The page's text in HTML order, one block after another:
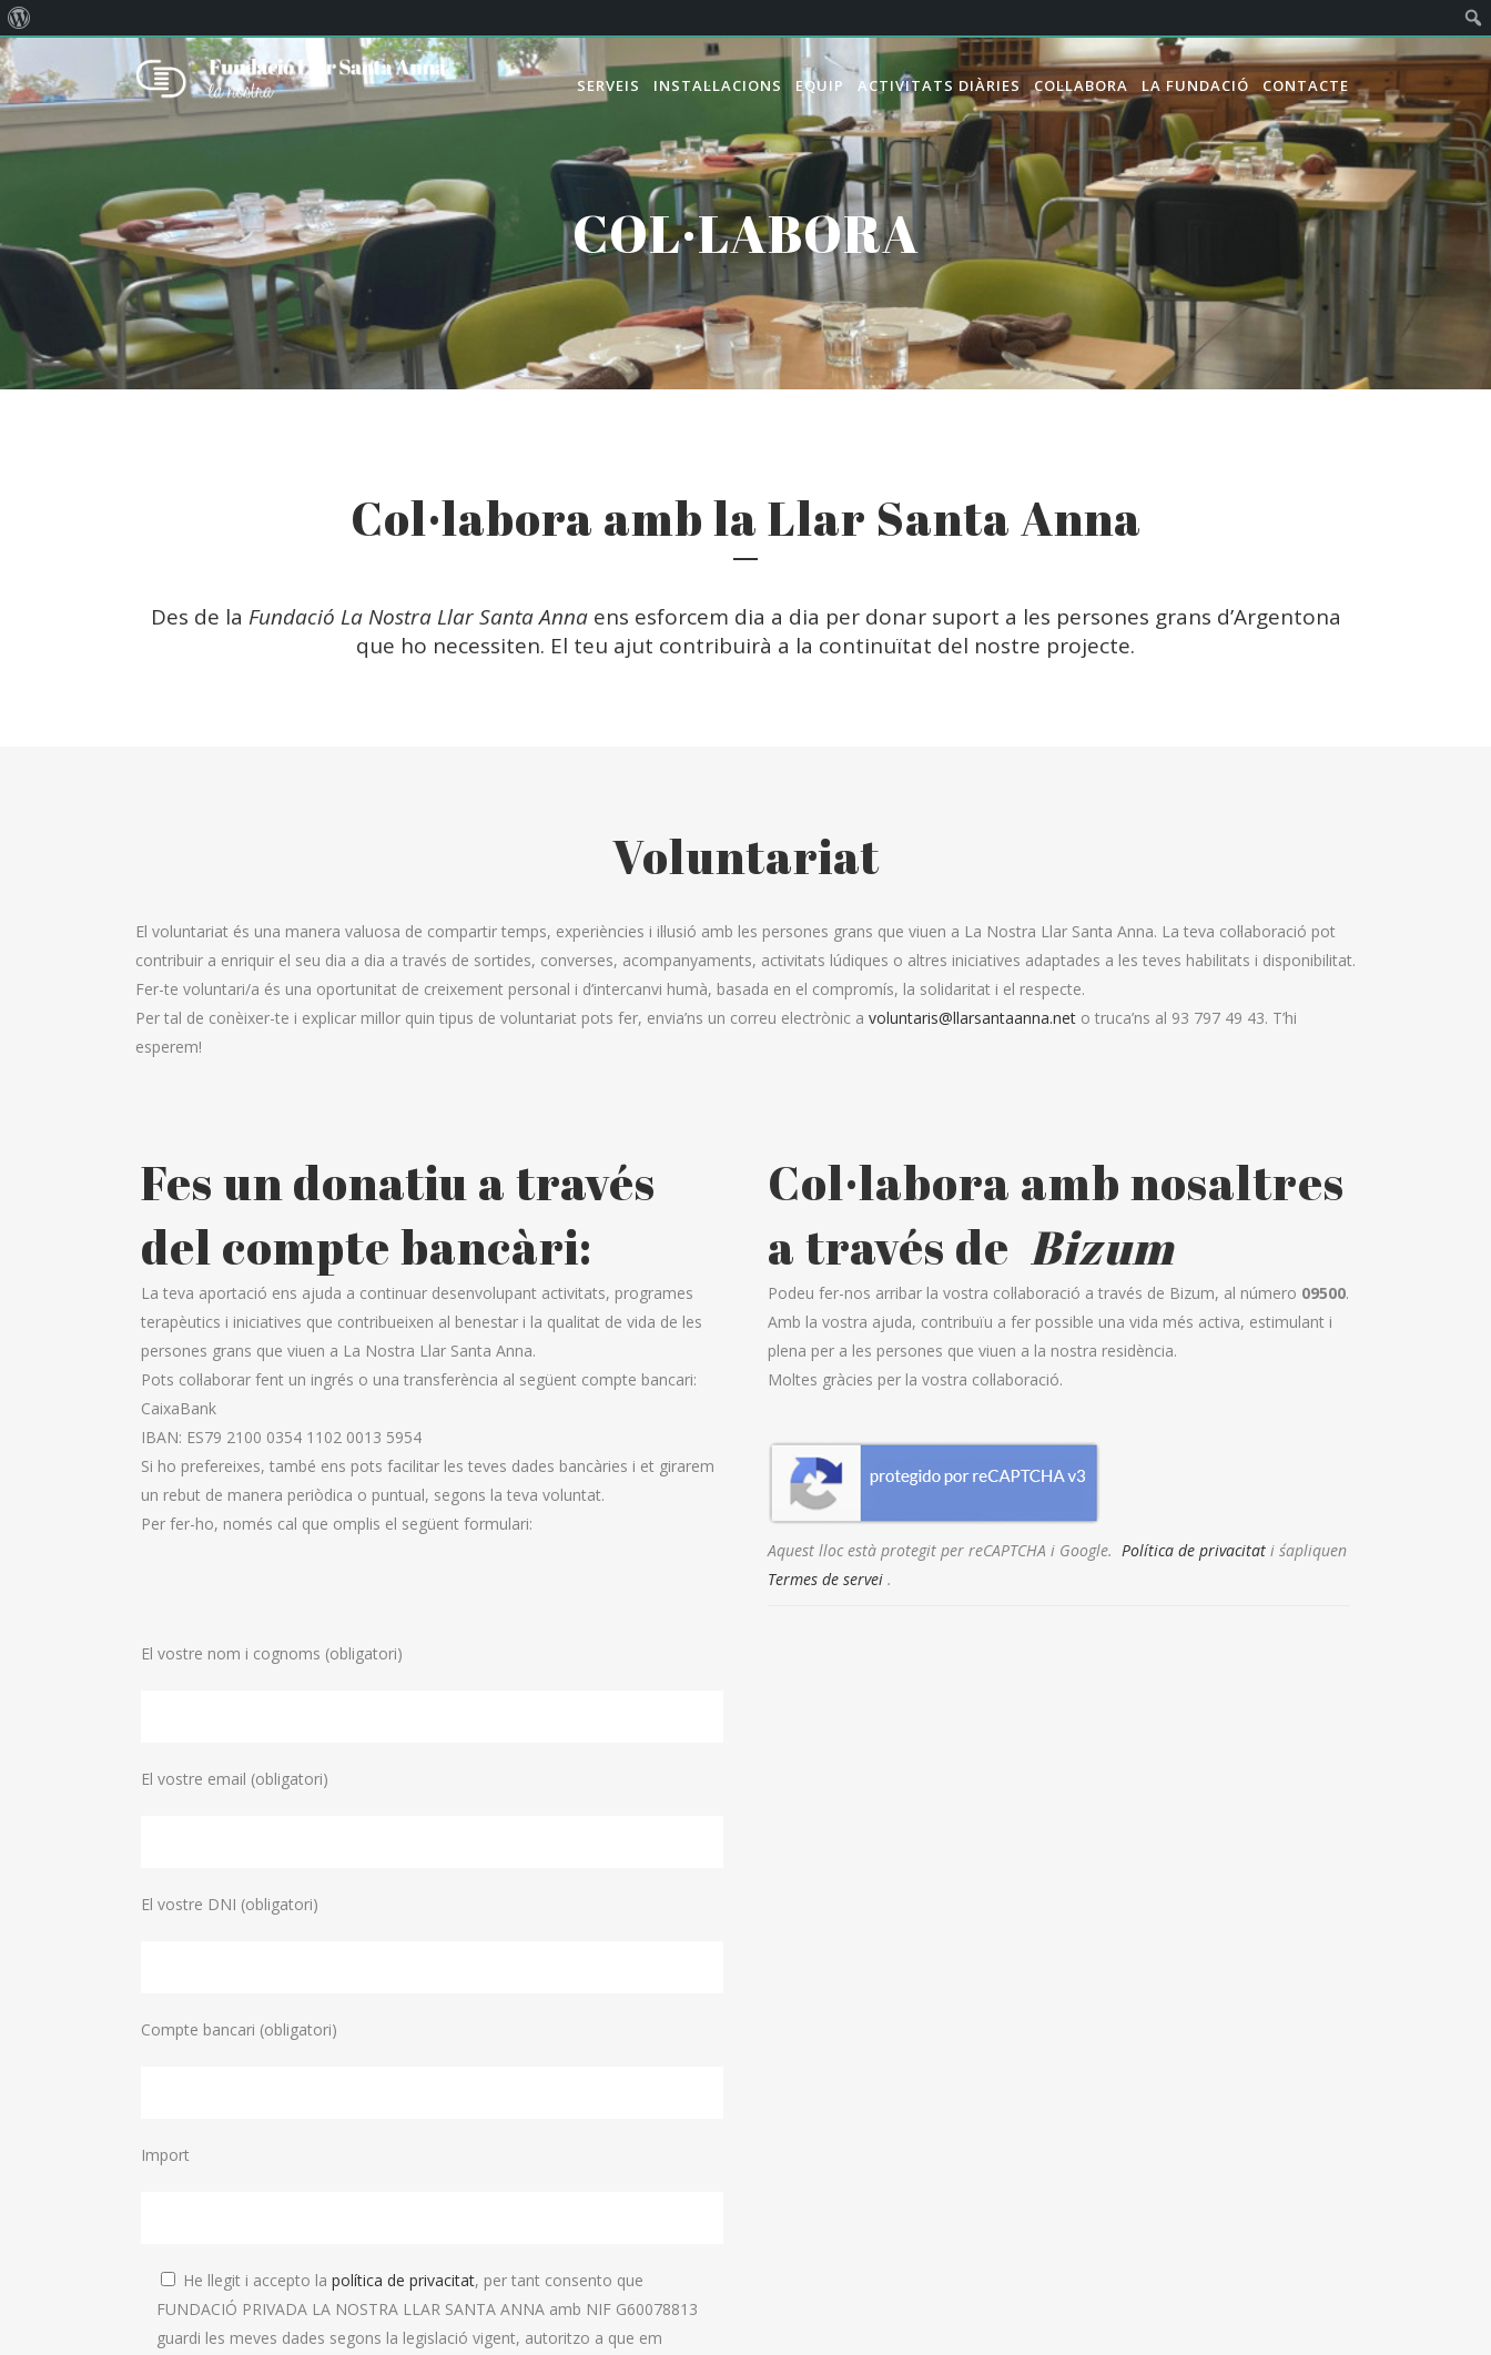
WordPress
SERVEIS INSTAL·LACIONS EQUIP ACTIVITATS DIÀRIES COL·LABORA LA FUNDACIÓ CONTACTE
COL·LABORA
Col·labora amb la Llar Santa Anna
Des de la Fundació La Nostra Llar Santa Annaens esforcem dia a dia per donar suport a les persones grans d’Argentona
que ho necessiten. El teu ajut contribuirà a la continuïtat del nostre projecte.
Voluntariat
El voluntariat és una manera valuosa de compartir temps, experiències i il·lusió amb les persones grans que viuen a La Nostra Llar Santa Anna. La teva col·laboració pot
contribuir a enriquir el seu dia a dia a través de sortides, converses, acompanyaments, activitats lúdiques o altres iniciatives adaptades a les teves habilitats i disponibilitat.
Fer-te voluntari/a és una oportunitat de creixement personal i d’intercanvi humà, basada en el compromís, la solidaritat i el respecte.
Per tal de conèixer-te i explicar millor quin tipus de voluntariat pots fer, envia’ns un correu electrònic a voluntaris@llarsantaanna.net o truca’ns al 93 797 49 43. T’hi
esperem!
Fes un donatiu a través
del compte bancàri:
La teva aportació ens ajuda a continuar desenvolupant activitats, programes
terapèutics i iniciatives que contribueixen al benestar i la qualitat de vida de les
persones grans que viuen a La Nostra Llar Santa Anna.
Pots col·laborar fent un ingrés o una transferència al següent compte bancari:
CaixaBank
IBAN: ES79 2100 0354 1102 0013 5954
Si ho prefereixes, també ens pots facilitar les teves dades bancàries i et girarem
un rebut de manera periòdica o puntual, segons la teva voluntat.
Per fer-ho, només cal que omplis el següent formulari:
El vostre nom i cognoms (obligatori)
El vostre email (obligatori)
El vostre DNI (obligatori)
Compte bancari (obligatori)
Import
He llegit i accepto la política de privacitat, per tant consento que
FUNDACIÓ PRIVADA LA NOSTRA LLAR SANTA ANNA amb NIF G60078813
guardi les meves dades segons la legislació vigent, autoritzo a que em
Col·labora amb nosaltres
a través de Bizum
Podeu fer-nos arribar la vostra col·laboració a través de Bizum, al número 09500.
Amb la vostra ajuda, contribuïu a fer possible una vida més activa, estimulant i
plena per a les persones que viuen a la nostra residència.
Moltes gràcies per la vostra col·laboració.
Aquest lloc està protegit per reCAPTCHA i Google. Política de privacitat i s´apliquen
Termes de servei .